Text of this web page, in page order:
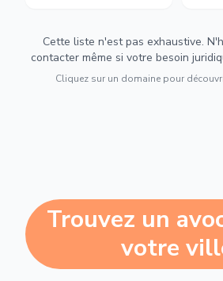
Cette liste n'est pas exhaustive.
contacter même si votre besoin
Cliquez sur un domaine pour
Trouvez un
votre